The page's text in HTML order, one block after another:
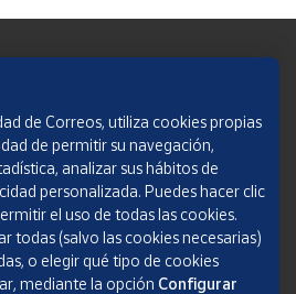
de Correos, utiliza cookies propias
de permitir su navegación,
analizar sus hábitos de
personalizada. Puedes hacer clic
el uso de todas las cookies.
todas (salvo las cookies necesarias)
o elegir qué tipo de cookies
mediante la opción Configurar